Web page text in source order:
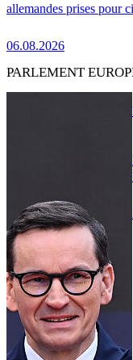
allemandes prises pour
06.08.2026
PARLEMENT